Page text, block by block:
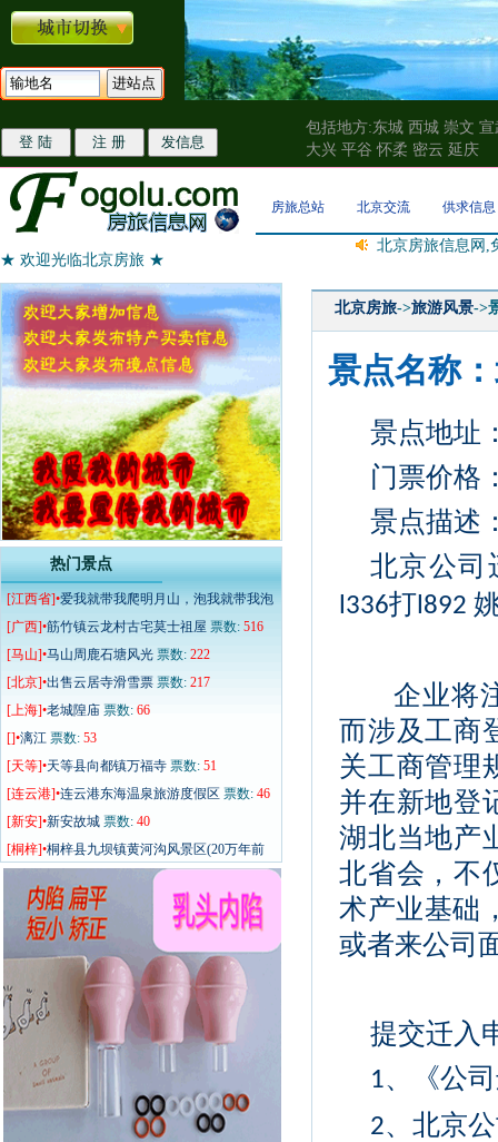
包括地方:东城 西城 崇文
大兴 平谷 怀柔 密云 延庆
房旅总站 北京交流 供求信息
★ 欢迎光临北京房旅 ★
北京房旅信息网,
北京房旅->旅游风景->
景点名称
景点地址
门票价格
景点描述
北京公司
l336打l892
企业将
而涉及工商
关工商管理
并在新地登
湖北当地产
北省会，不
术产业基础
或者来公司
提交迁入
1、《公
2、北京
热门景点
[江西省]•爱我就带我爬明月山，泡我就带我泡
硒温泉票数:603
[广西]•筋竹镇云龙村古宅莫士祖屋 票数: 516
[马山]•马山周鹿石塘风光 票数: 222
[北京]•出售云居寺滑雪票 票数: 217
[上海]•老城隍庙 票数: 66
[]•漓江 票数: 53
[天等]•天等县向都镇万福寺 票数: 51
[连云港]•连云港东海温泉旅游度假区 票数: 46
[新安]•新安故城 票数: 40
[桐梓]•桐梓县九坝镇黄河沟风景区(20万年前